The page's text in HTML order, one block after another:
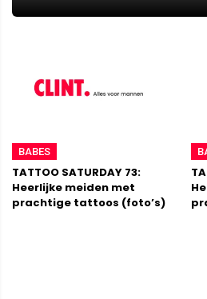
BABES
TATTOO SATURDAY 73:
Heerlijke meiden met
prachtige tattoos (foto’s)